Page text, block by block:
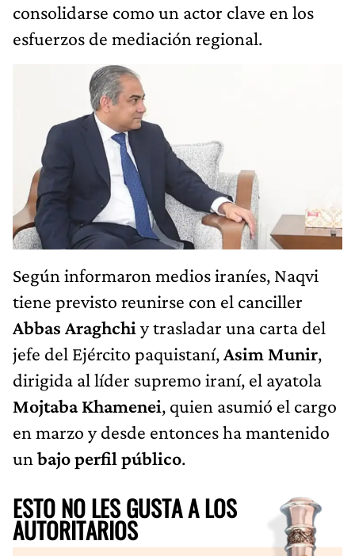
consolidarse como un actor clave en los
esfuerzos de mediación regional.
Según informaron medios iraníes, Naqvi
tiene previsto reunirse con el canciller
Abbas Araghchi y trasladar una carta del
jefe del Ejército paquistaní,Asim Munir,
dirigida al líder supremo iraní, el ayatola
Mojtaba Khamenei, quien asumió el cargo
en marzo y desde entonces ha mantenido
un bajo perfil público.
ESTO NO LES GUSTA A LOS
AUTORITARIOS